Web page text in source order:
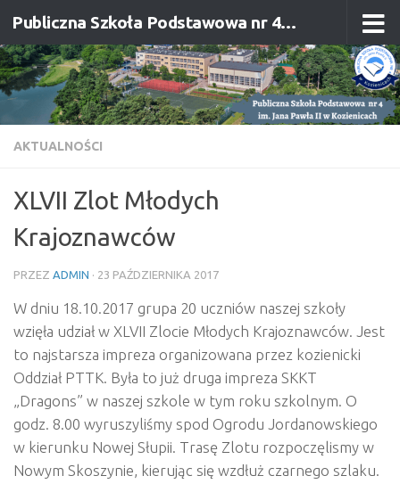
Przejdź do treści Publiczna Szkoła Podstawowa nr 4 im. Jana Pawła II w Kozienicach
AKTUALNOŚCI
XLVII Zlot Młodych
Krajoznawców
PRZEZ ADMIN · 23 PAŹDZIERNIKA 2017
W dniu 18.10.2017 grupa 20 uczniów naszej szkoły
wzięła udział w XLVII Zlocie Młodych Krajoznawców. Jest
to najstarsza impreza organizowana przez kozienicki
Oddział PTTK. Była to już druga impreza SKKT
„Dragons” w naszej szkole w tym roku szkolnym. O
godz. 8.00 wyruszyliśmy spod Ogrodu Jordanowskiego
w kierunku Nowej Słupii. Trasę Zlotu rozpoczęlismy w
Nowym Skoszynie, kierując się wzdłuż czarnego szlaku.